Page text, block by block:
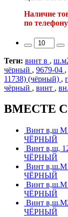
Наличие
по телефону
Теги: винт в ,
чёрный , 9679-04 ,
11738) (чёрный) ,
чёрный , винт , вн.
ВМЕСТЕ
Винт в,ш
ЧЁРНЫЙ
Винт в,ш,
ЧЁРНЫЙ
Винт
ЧЁРНЫЙ
Винт
ЧЁРНЫЙ
Винт
ЧЁРНЫЙ